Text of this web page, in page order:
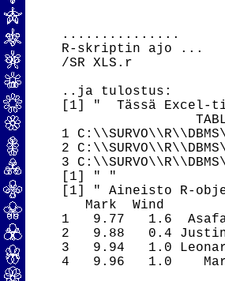
...............
R-skriptin ajo ...
/SR XLS.r
..ja tulostus:
[1] "  Tässä Excel-
1
2
3
[1] " "
[1] " Aineisto R-
Mark  Wind
1   9.77   1.6  Asafa
2   9.88   0.4
3   9.94   1.0
4   9.96   1.0